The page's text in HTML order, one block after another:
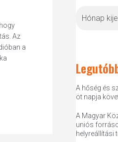
Az
a
A hőség és
öt napja
A Magyar
uniós
helyreállítási